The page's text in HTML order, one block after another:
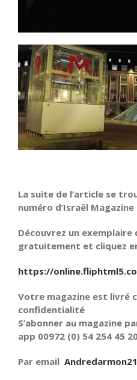
La suite de l’article se
numéro d’Israël Magazine
Découvrez un exemplaire
gratuitement et cliquez
https://
Votre magazine est livré
confidentialité
S’abonner au magazine
app 00972 (0) 54 254 45
Par email